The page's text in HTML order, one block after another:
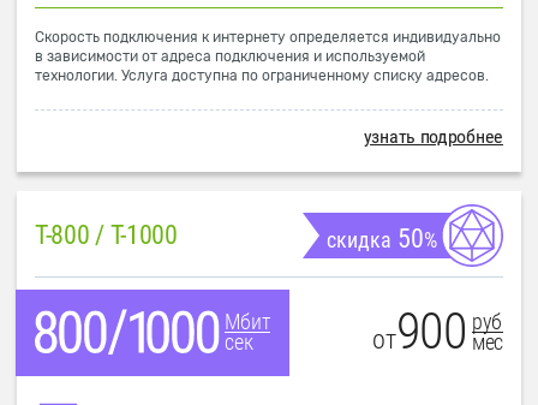
Скорость подключения к интернету определяется индивидуально
в зависимости от адреса подключения и используемой
технологии. Услуга доступна по ограниченному списку адресов.
узнать подробнее
T-800 / T-1000 скидка 50%
Мбит
сек
от900 руб
мес